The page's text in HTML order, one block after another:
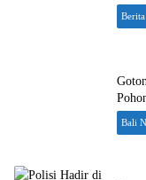
Berita
Bali